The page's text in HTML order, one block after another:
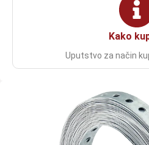
Kako
Uputstvo za način